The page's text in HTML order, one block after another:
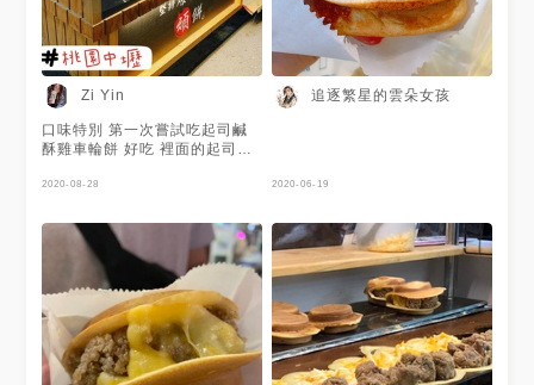
Zi Yin
口味特別 第一次嘗試吃起司鹹
酥雞車輪餅 好吃 裡面的起司🧀️
址：桃園市中壢區實踐路68號 #
2020-08-28
追逐繁星的雲朵女孩
2020-06-19